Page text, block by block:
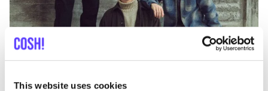
This website uses cookies